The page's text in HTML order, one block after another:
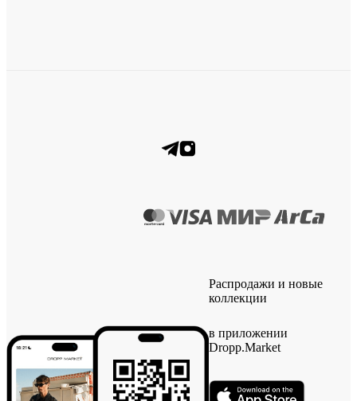
Распродажи и новые
коллекции
в приложении
Dropp.Market